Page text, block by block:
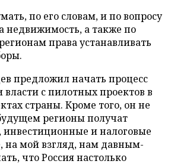
по его словам, и по вопросу
недвижимость, а также по
права устанавливать
предложил начать процесс
с пилотных проектов в
страны. Кроме того, он не
регионы получат
инвестиционные и налоговые
мой взгляд, нам давным-
что Россия настолько